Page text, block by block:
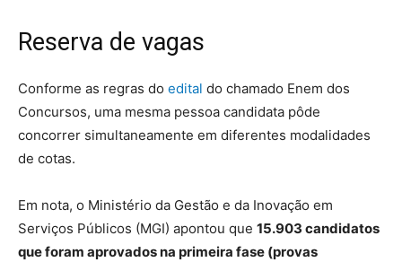
Reserva de vagas
Conforme as regras do edital do chamado Enem dos
Concursos, uma mesma pessoa candidata pôde
concorrer simultaneamente em diferentes modalidades
de cotas.
Em nota, o Ministério da Gestão e da Inovação em
Serviços Públicos (MGI) apontou que 15.903 candidatos
que foram aprovados na primeira fase (provas